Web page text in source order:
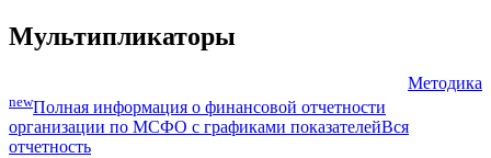
Мультипликаторы
Методика
newПолная информация о финансовой отчетности
организации по МСФО с графиками показателейВся
отчетность